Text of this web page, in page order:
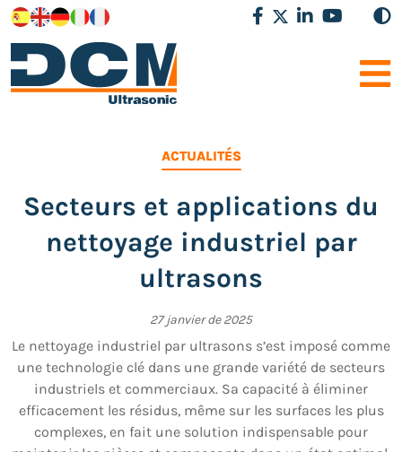
ACTUALITÉS
Secteurs et applications du
nettoyage industriel par
ultrasons
27 janvier de 2025
Le nettoyage industriel par ultrasons s’est imposé comme
une technologie clé dans une grande variété de secteurs
industriels et commerciaux. Sa capacité à éliminer
efficacement les résidus, même sur les surfaces les plus
complexes, en fait une solution indispensable pour